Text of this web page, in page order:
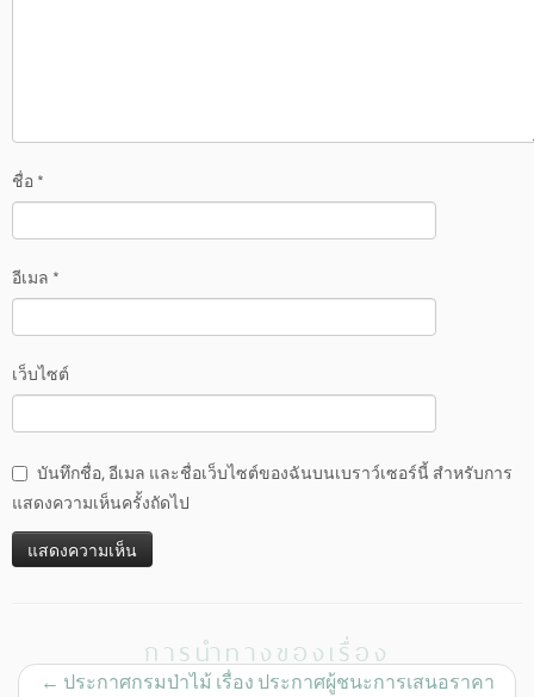
ชื่อ *
อีเมล *
เว็บไซต์
บันทึกชื่อ, อีเมล และชื่อเว็บไซต์ของฉันบนเบราว์เซอร์นี้ สำหรับการ
แสดงความเห็นครั้งถัดไป
การนำทางของเรื่อง
← ประกาศกรมป่าไม้ เรื่อง ประกาศผู้ชนะการเสนอราคา